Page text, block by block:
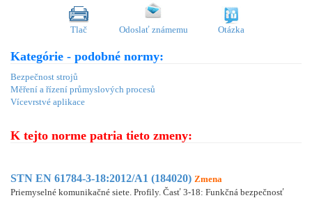
Tlač Odoslať známemu Otázka
Kategórie - podobné normy:
Bezpečnost strojů
Měření a řízení průmyslových procesů
Vícevrstvé aplikace
K tejto norme patria tieto zmeny:
STN EN 61784-3-18:2012/A1 (184020) Zmena
Priemyselné komunikačné siete. Profily. Časť 3-18: Funkčná bezpečnosť